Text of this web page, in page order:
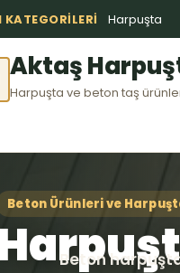
KATEGORILERI Harpuşta
Aktaş
Harpuşta ve beton taş